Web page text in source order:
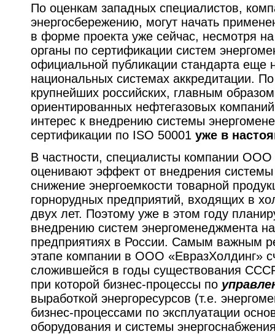
По оценкам западных специалистов,
энергосбережению, могут начать
в форме проекта уже сейчас, несмотря
органы по сертификации систем
официальной публикации стандарта еще
национальных системах аккредитации.
крупнейших российских, главным
ориентированных нефтегазовых
интерес к внедрению системы
сертификации по ISO 50001 уже в
В частности, специалисты компании ООО
оценивают эффект от внедрения
снижение энергоемкости товарной
горнорудных предприятий, входящих в
двух лет. Поэтому уже в этом году
внедрению систем энергоменеджмента
предприятиях в России. Самым важным
этапе компании в ООО «ЕвразХолдинг»
сложившейся в годы существования
при которой бизнес-процессы по
выработкой энергоресурсов (т.е.
бизнес-процессами по эксплуатации
оборудования и системы